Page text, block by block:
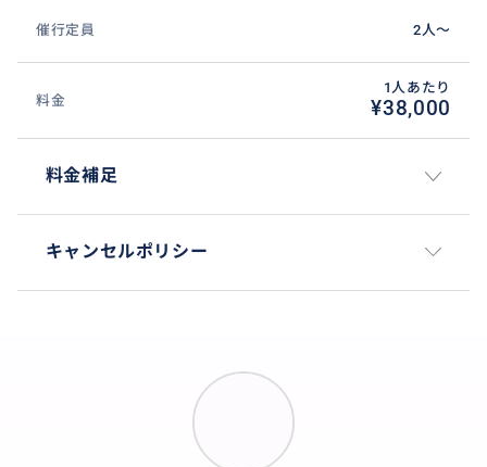
催行定員 2人〜
料金
1人あたり
¥38,000
料金補足
キャンセルポリシー